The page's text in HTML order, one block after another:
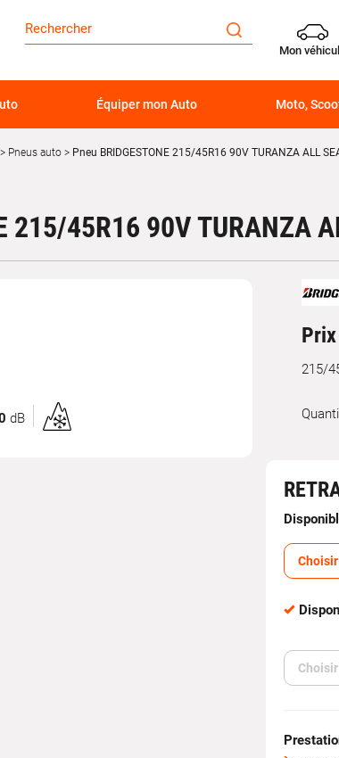
Mon
Équiper mon Auto Moto,
Pneus auto Pneu BRIDGESTONE 215/45R16 90V TURANZA ALL
215/45R16 90V TURANZA
dB
Homologation
215/